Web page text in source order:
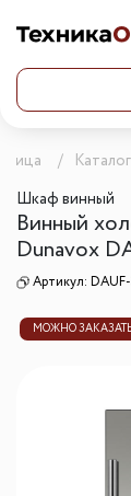
Каталог
Шкаф винный
Винный
Dunavox
Артикул: DAUF-
МОЖНО